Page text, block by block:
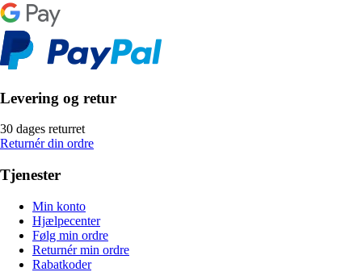
Levering og retur
30 dages returret
Returnér din ordre
Tjenester
Min konto
Hjælpecenter
Følg min ordre
Returnér min ordre
Rabatkoder